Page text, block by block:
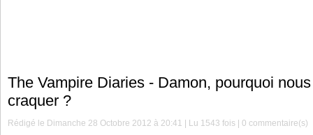
The Vampire Diaries - Damon, pourquoi
craquer ?
Rédigé le Dimanche 28 Octobre 2012 à 20:41 | Lu 1543 fois |0 commentaire(s)